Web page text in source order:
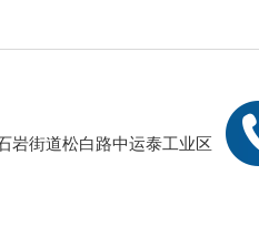
单片机开发工作经验2年以上尤佳
优先；
。
、五险一金、带薪年假、年终奖
关行业工作经验，熟悉变频器知
产品相关课程的设立, 有培训经
、五险一金、带薪年假、年终奖
国际贸易、商务英语类相关专业
及相关法律法规,具备贸易领域
佳,口语表达流利,能跟国外客户
气自动化、材料成型、焊接技术
、工控产品的销售有兴趣；
岩街道松白路中运泰工业区